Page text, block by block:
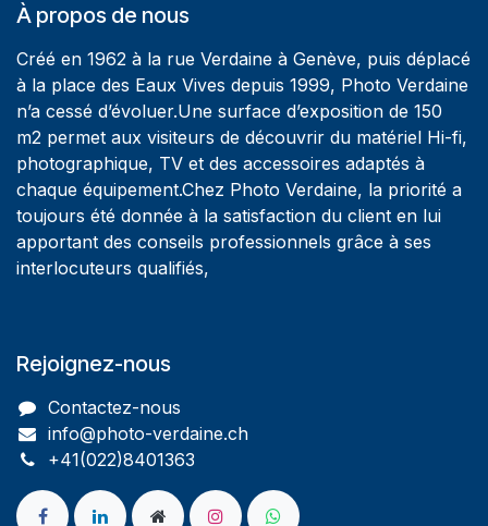
À propos de nous
Créé en 1962 à la rue Verdaine à Genève, puis déplacé
à la place des Eaux Vives depuis 1999, Photo Verdaine
n’a cessé d’évoluer.Une surface d’exposition de 150
m2 permet aux visiteurs de découvrir du matériel Hi-fi,
photographique, TV et des accessoires adaptés à
chaque équipement.Chez Photo Verdaine, la priorité a
toujours été donnée à la satisfaction du client en lui
apportant des conseils professionnels grâce à ses
interlocuteurs qualifiés,
Rejoignez-nous
Contactez-nous
info@photo-verdaine.ch​
​​+41(022)8401363